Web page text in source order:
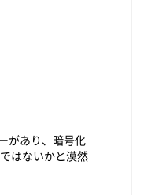
があり、暗号化
はないかと漠然